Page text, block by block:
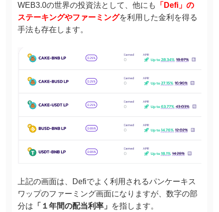
WEB3.0の世界の投資法として、他にも 「Defi」の
ステーキングやファーミングを利用した金利を得る
手法も存在します。
上記の画面は、Defiでよく利用されるパンケーキス
ワップのファーミング画面になりますが、数字の部
分は 「１年間の配当利率」 を指します。